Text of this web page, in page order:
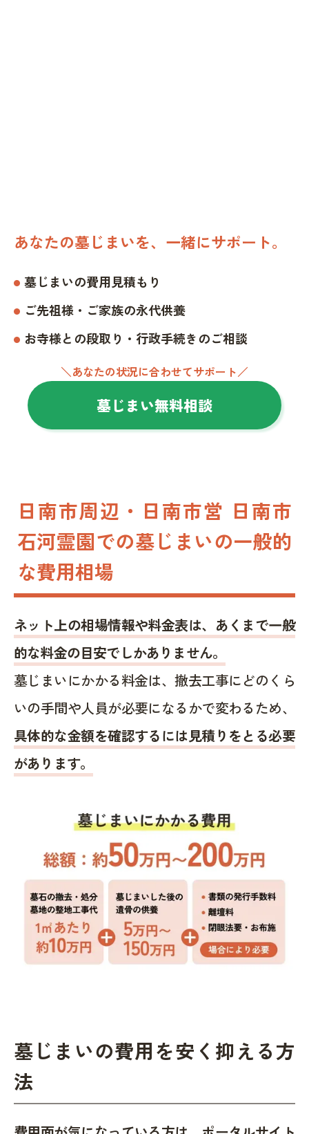
あなたの墓じまいを、一緒にサポート。
墓じまいの費用見積もり
ご先祖様・ご家族の永代供養
お寺様との段取り・行政手続きのご相談
＼あなたの状況に合わせてサポート／
墓じまい無料相談
日南市周辺・日南市営 日南市
石河霊園での墓じまいの一般的
な費用相場
ネット上の相場情報や料金表は、あくまで一般
的な料金の目安でしかありません。
墓じまいにかかる料金は、撤去工事にどのくら
いの手間や人員が必要になるかで変わるため、
具体的な金額を確認するには見積りをとる必要
があります。
墓じまいの費用を安く抑える方
法